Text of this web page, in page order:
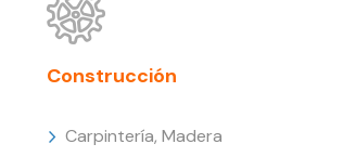
Construcción
Carpintería, Madera